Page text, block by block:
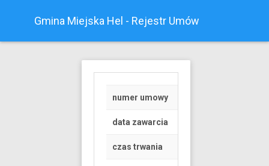
Gmina Miejska Hel - Rejestr Umów
numer umowy
data zawarcia
czas trwania